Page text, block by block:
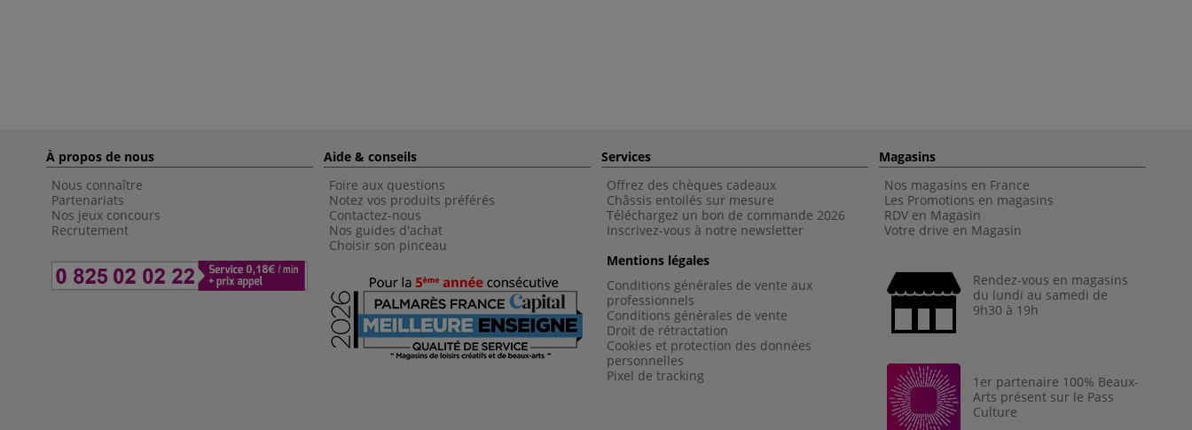
À propos de nous
Nous connaître
Partenariats
Nos jeux concours
Recrutement
Aide & conseils
Foire aux questions
Notez vos produits préférés
Contactez-nous
Nos guides d'achat
Choisir son pinceau
Services
Offrez des chèques cadeaux
Châssis entoilés sur mesure
Téléchargez un bon de commande 2026
Inscrivez-vous à notre newsletter
Mentions légales
Conditions générales de vente aux
professionnels
Conditions générales de vente
Droit de rétractation
Cookies et protection des données
personnelles
Pixel de tracking
Magasins
Nos magasins en France
Les Promotions en magasins
RDV en Magasin
Votre drive en Magasin
Rendez-vous en magasins
du lundi au samedi de
9h30 à 19h
1er partenaire 100% Beaux-
Arts présent sur le Pass
Culture